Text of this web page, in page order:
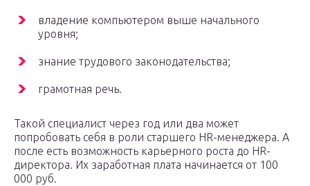
владение компьютером выше начального
уровня;
знание трудового законодательства;
грамотная речь.
Такой специалист через год или два может
попробовать себя в роли старшего HR-менеджера. А
после есть возможность карьерного роста до HR-
директора. Их заработная плата начинается от 100
000 руб.